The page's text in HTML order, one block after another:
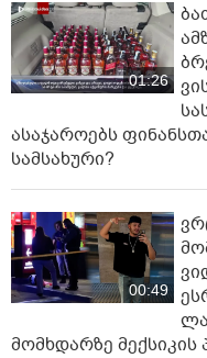
01:26
ასაჯაროებს
სამსახური?
00:49
მომხდარზე